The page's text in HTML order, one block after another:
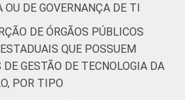
OU DE GOVERNANÇA DE TI
DE ÓRGÃOS PÚBLICOS
QUE POSSUEM
DE GESTÃO DE TECNOLOGIA DA
POR TIPO